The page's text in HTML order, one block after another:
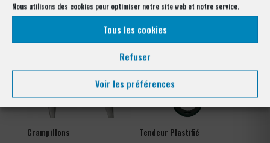
Nous utilisons des cookies pour optimiser notre site web et notre service.
Tous les cookies
Refuser
Voir les préférences
Crampillons
Tendeur Plastifié